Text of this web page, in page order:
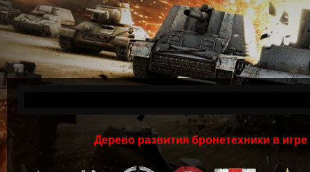
Дерево развития бронетехники в